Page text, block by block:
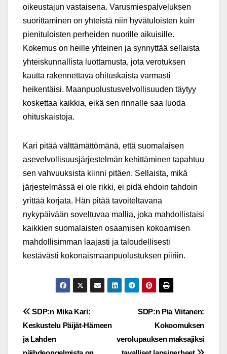
oikeustajun vastaisena. Varusmiespalveluksen
suorittaminen on yhteistä niin hyvätuloisten kuin
pienituloisten perheiden nuorille aikuisille.
Kokemus on heille yhteinen ja synnyttää sellaista
yhteiskunnallista luottamusta, jota verotuksen
kautta rakennettava ohituskaista varmasti
heikentäisi. Maanpuolustusvelvollisuuden täytyy
koskettaa kaikkia, eikä sen rinnalle saa luoda
ohituskaistoja.
Kari pitää välttämättömänä, että suomalaisen
asevelvollisuusjärjestelmän kehittäminen tapahtuu
sen vahvuuksista kiinni pitäen. Sellaista, mikä
järjestelmässä ei ole rikki, ei pidä ehdoin tahdoin
yrittää korjata. Hän pitää tavoiteltavana
nykypäivään soveltuvaa mallia, joka mahdollistaisi
kaikkien suomalaisten osaamisen kokoamisen
mahdollisimman laajasti ja taloudellisesti
kestävästi kokonaismaanpuolustuksen piiriin.
Post
navigation
SDP:n Pia Viitanen:
Kokoomuksen
verolupauksen maksajiksi
SDP:n Mika Kari:
Keskustelu Päijät-Hämeen
ja Lahden